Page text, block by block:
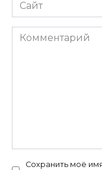
Комментарий
Сохранить моё